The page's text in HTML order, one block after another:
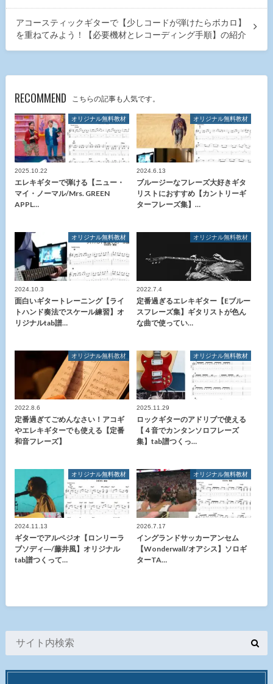
アコースティックギターで【少しコードが弾けたらボカロ】
を重ねてみよう！【必要機材とレコーディング手順】の紹介
RECOMMEND こちらの記事も人気です。
オリジナル無料教材
2025.10.22
エレキギターで弾ける【ニュー・
マイ・ノーマル/Mrs. GREEN
APPL…
オリジナル無料教材
2024.6.13
ブルージーなフレーズ大好きギタ
リストにおすすめ【カントリーギ
ターフレーズ集】…
オリジナル無料教材
2024.10.3
面白いギタートレーニング【ライ
トハンド奏法でスケール練習】オ
リジナルtab譜…
オリジナル無料教材
2022.7.4
定番過ぎるエレキギター【Eブルー
スフレーズ集】ギタリストが色ん
な曲で使ってい…
オリジナル無料教材
2022.8.6
定番過ぎてごめんなさい！アコギ
やエレキギターでも使える【定番
和音フレーズ】
オリジナル無料教材
2025.11.29
ロックギターのアドリブで使える
【４音でカンタンソロフレーズ
集】tab譜つくっ…
オリジナル無料教材
2024.11.13
ギターでアルペジオ【ロンリーラ
ブソディ―/藤井風】オリジナル
tab譜つくって…
オリジナル無料教材
2026.7.17
イングランドサッカーアンセム
【Wonderwall/オアシス】ソロギ
ターTA…